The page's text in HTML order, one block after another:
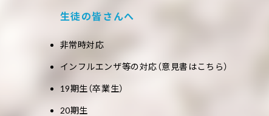
生徒の皆さんへ
非常時対応
インフルエンザ等の対応（意見書はこちら）
19期生（卒業生）
20期生